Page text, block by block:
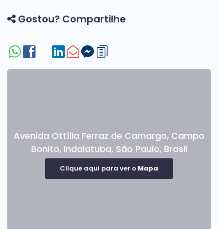
Gostou? Compartilhe
Avenida Ottília Ferraz de Camargo, Campo
Bonito, Indaiatuba, São Paulo, Brasil
Clique aqui para ver o Mapa